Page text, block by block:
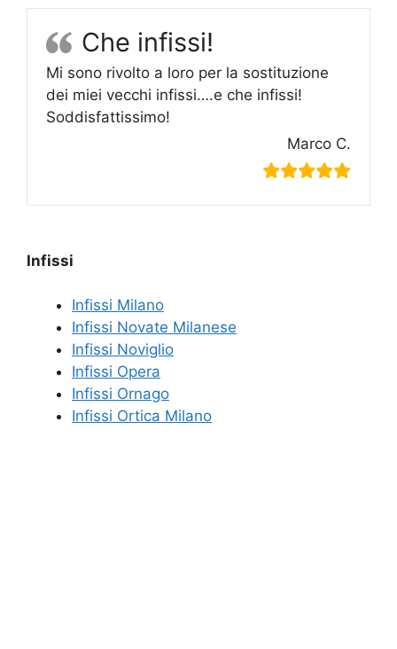
Che infissi!
Mi sono rivolto a loro per la sostituzione
dei miei vecchi infissi….e che infissi!
Soddisfattissimo!
Marco C.
Infissi
Infissi Milano
Infissi Novate Milanese
Infissi Noviglio
Infissi Opera
Infissi Ornago
Infissi Ortica Milano